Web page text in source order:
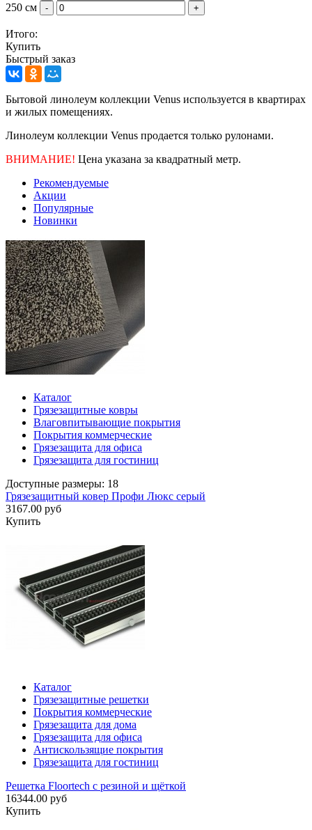
250 см - +
Итого:
Купить
Быстрый заказ
Бытовой линолеум коллекции Venus используется в квартирах
и жилых помещениях.
Линолеум коллекции Venus продается только рулонами.
ВНИМАНИЕ! Цена указана за квадратный метр.
Рекомендуемые
Акции
Популярные
Новинки
Каталог
Грязезащитные ковры
Влаговпитывающие покрытия
Покрытия коммерческие
Грязезащита для офиса
Грязезащита для гостиниц
Доступные размеры: 18
Грязезащитный ковер Профи Люкс серый
3167.00 руб
Купить
Каталог
Грязезащитные решетки
Покрытия коммерческие
Грязезащита для дома
Грязезащита для офиса
Антискользящие покрытия
Грязезащита для гостиниц
Решетка Floortech с резиной и щёткой
16344.00 руб
Купить